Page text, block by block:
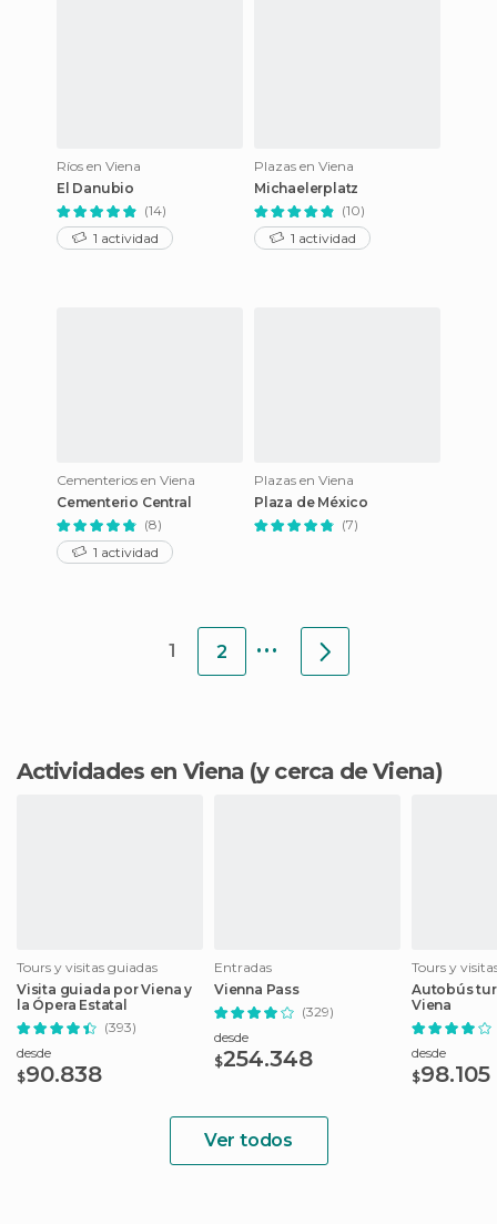
Ríos en Viena
El Danubio
(14)
1 actividad
Plazas en Viena
Michaelerplatz
(10)
1 actividad
Cementerios en Viena
Cementerio Central
(8)
1 actividad
Plazas en Viena
Plaza de México
(7)
1 2 ...
Actividades en Viena (y cerca de Viena)
Tours y visitas guiadas
Visita guiada por Viena y
la Ópera Estatal
(393)
desde
$90.838
Entradas
Vienna Pass
(329)
desde
$254.348
Tours y
Autobús
Viena
desde
$98.105
Ver todos